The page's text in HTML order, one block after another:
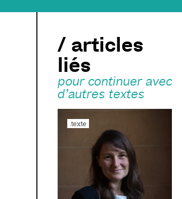
/ articles
liés
pour continuer avec
d’autres textes
.texte